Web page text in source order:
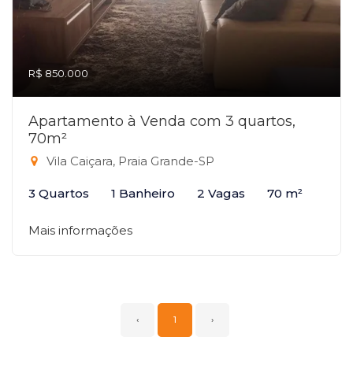
R$ 850.000
Apartamento à Venda com 3 quartos,
70m²
Vila Caiçara, Praia Grande-SP
3 Quartos 1 Banheiro 2 Vagas 70 m²
Mais informações
‹ 1 ›